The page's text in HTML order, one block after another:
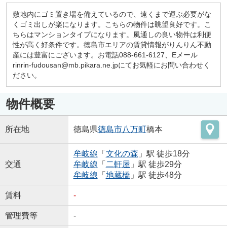
敷地内にゴミ置き場を備えているので、遠くまで運ぶ必要がな
くゴミ出しが楽になります。こちらの物件は眺望良好です。こ
ちらはマンションタイプになります。風通しの良い物件は利便
性が高く好条件です。徳島市エリアの賃貸情報がりんりん不動
産には豊富にございます。お電話088-661-6127、Eメール
rinrin-fudousan@mb.pikara.ne.jpにてお気軽にお問い合わせく
ださい。
物件概要
所在地 徳島県徳島市八万町橋本
交通
牟岐線 「 文化の森 」駅 徒歩18分
牟岐線 「 二軒屋 」駅 徒歩29分
牟岐線 「 地蔵橋 」駅 徒歩48分
賃料 -
管理費等 -